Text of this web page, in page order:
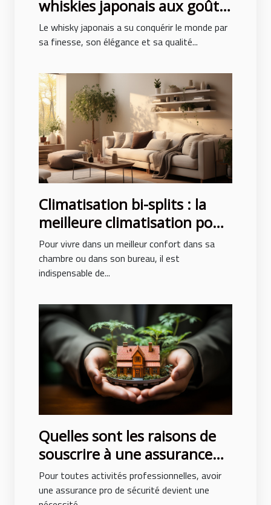
whiskies japonais aux goûts
exceptionnels
Le whisky japonais a su conquérir le monde par
sa finesse, son élégance et sa qualité...
Climatisation bi-splits : la
meilleure climatisation pour
un confort des pièces
Pour vivre dans un meilleur confort dans sa
chambre ou dans son bureau, il est
indispensable de...
Quelles sont les raisons de
souscrire à une assurance
pro sécurité ?
Pour toutes activités professionnelles, avoir
une assurance pro de sécurité devient une